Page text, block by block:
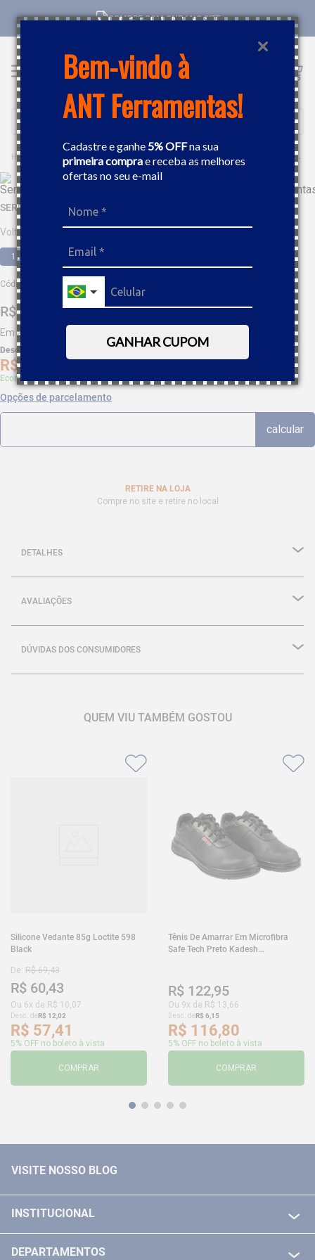
Bem-vindo à
ANT Ferramentas!
Cadastre e ganhe5% OFFna sua
primeira comprae receba as melhores
ofertas no seu e-mail
GANHAR CUPOM
COMPRE COM CNPJ NO SITE
Buscar
FERRAMENTAS SERRA MÁRMORE SERRA MÁRMORE DIAMANTADA 1500W BOSCH GDC150
SERRA MÁRMORE DIAMANTADA 1500W BOSCH GDC150
Voltagem
110V
Código
R$ 537
Em até
Desc. de
R$
Economize 5% à vista com Boleto, PIX
Opções de parcelamento
RETIRE NA LOJA
Compre no site e retire no local
DETALHES
AVALIAÇÕES
DÚVIDAS DOS CONSUMIDORES
QUEM VIU TAMBÉM GOSTOU
Silicone Vedante 85g Loctite 598
Black
De: R$ 69,43
R$ 60,43
Ou 6x de R$ 10,07
Desc. deR$ 12,02
R$ 57,41
5% OFF no boleto à vista
COMPRAR
Tênis De Amarrar Em Microfibra
Safe Tech Preto Kadesh
R$ 122,95
Ou 9x de R$ 13,66
Desc. deR$ 6,15
R$ 116,80
5% OFF no boleto à vista
COMPRAR
VISITE NOSSO BLOG
INSTITUCIONAL
DEPARTAMENTOS